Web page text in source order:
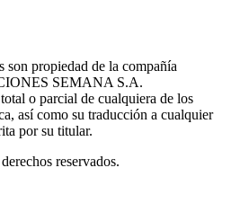
son propiedad de la compañía
SEMANA S.A.
o parcial de cualquiera de los
así como su traducción a cualquier
por su titular.
reservados.